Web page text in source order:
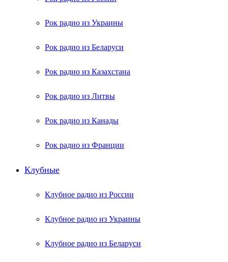
Рок радио из Украины
Рок радио из Беларуси
Рок радио из Казахстана
Рок радио из Литвы
Рок радио из Канады
Рок радио из Франции
Клубные
Клубное радио из России
Клубное радио из Украины
Клубное радио из Беларуси